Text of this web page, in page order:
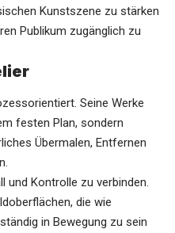
Kunstszene zu stärken
Publikum zugänglich zu
Seine Werke
festen Plan, sondern
Übermalen, Entfernen
und Kontrolle zu verbinden.
die wie
in Bewegung zu sein